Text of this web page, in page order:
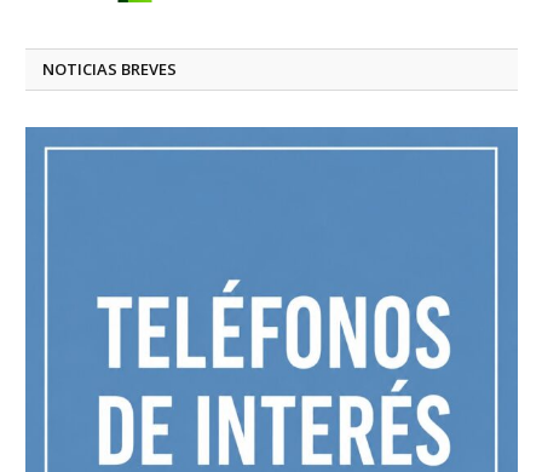
NOTICIAS BREVES